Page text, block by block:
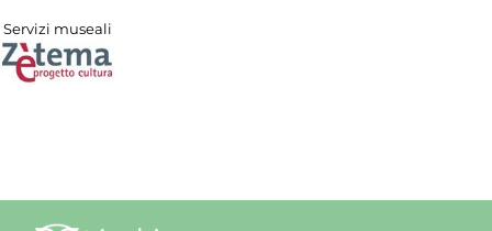
Servizi museali